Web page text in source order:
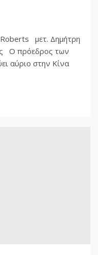
μετ. Δημήτρη
Ο πρόεδρος των
αύριο στην Κίνα